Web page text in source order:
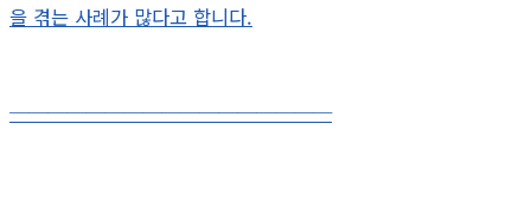
을 겪는 사례가 많다고 합니다.
─────────────────